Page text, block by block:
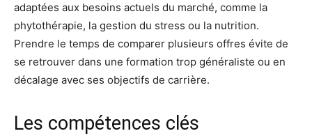
adaptées aux besoins actuels du marché, comme la
phytothérapie, la gestion du stress ou la nutrition.
Prendre le temps de comparer plusieurs offres évite de
se retrouver dans une formation trop généraliste ou en
décalage avec ses objectifs de carrière.
Les compétences clés